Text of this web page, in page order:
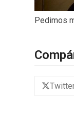
Pedimos